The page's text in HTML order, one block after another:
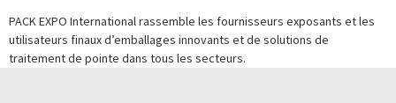
PACK EXPO International rassemble les fournisseurs exposants et les
utilisateurs finaux d’emballages innovants et de solutions de
traitement de pointe dans tous les secteurs.